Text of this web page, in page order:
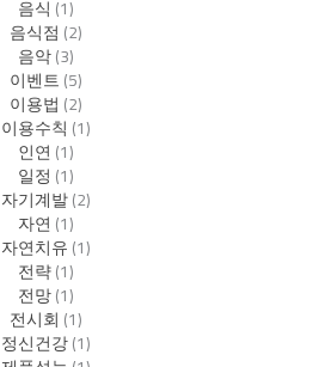
음식 (1)
음식점 (2)
음악(3)
이벤트(5)
이용법 (2)
이용수칙 (1)
인연(1)
일정 (1)
자기계발(2)
자연(1)
자연치유(1)
전략(1)
전망(1)
전시회 (1)
정신건강(1)